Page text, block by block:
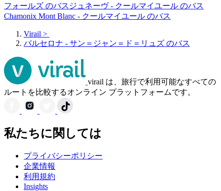
フォールズ のバス ジュネーヴ - クールマイユール のバス
Chamonix Mont Blanc - クールマイユール のバス
Virail >
バルセロナ - サン＝ジャン＝ド＝リュズ のバス
virail は、旅行で利用可能なすべての
ルートを比較するオンライン プラットフォームです。
私たちに関しては
プライバシーポリシー
企業情報
利用規約
Insights